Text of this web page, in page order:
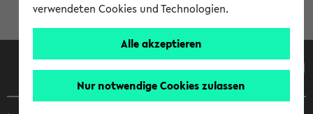
verwendeten Cookies und Technologien.
Alle akzeptieren
Nur notwendige Cookies zulassen